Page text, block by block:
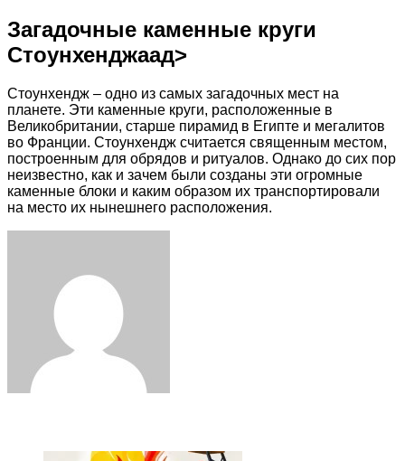
Загадочные каменные круги
Стоунхенджаад>
Стоунхендж – одно из самых загадочных мест на
планете. Эти каменные круги, расположенные в
Великобритании, старше пирамид в Египте и мегалитов
во Франции. Стоунхендж считается священным местом,
построенным для обрядов и ритуалов. Однако до сих пор
неизвестно, как и зачем были созданы эти огромные
каменные блоки и каким образом их транспортировали
на место их нынешнего расположения.